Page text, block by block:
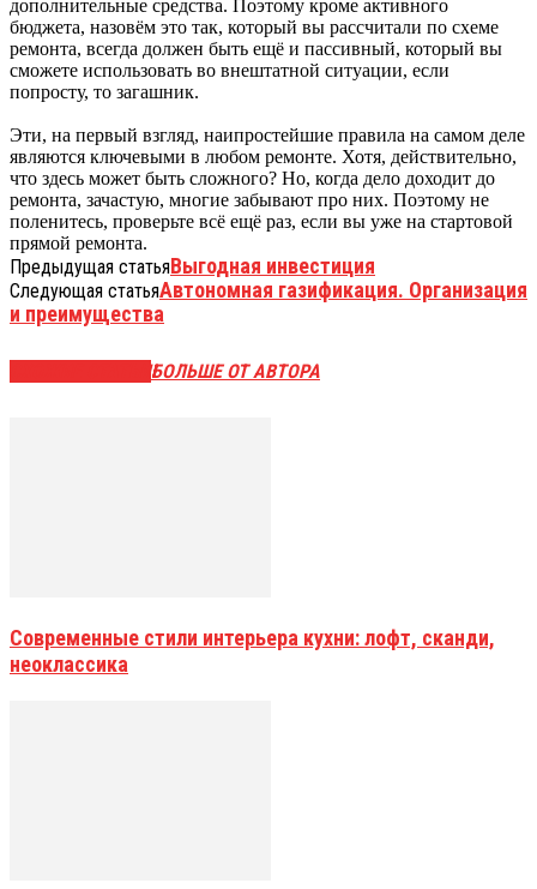
дополнительные средства. Поэтому кроме активного
бюджета, назовём это так, который вы рассчитали по схеме
ремонта, всегда должен быть ещё и пассивный, который вы
сможете использовать во внештатной ситуации, если
попросту, то загашник.
Эти, на первый взгляд, наипростейшие правила на самом деле
являются ключевыми в любом ремонте. Хотя, действительно,
что здесь может быть сложного? Но, когда дело доходит до
ремонта, зачастую, многие забывают про них. Поэтому не
поленитесь, проверьте всё ещё раз, если вы уже на стартовой
прямой ремонта.
Предыдущая статьяВыгодная инвестиция
Следующая статьяАвтономная газификация. Организация
и преимущества
БОЛЬШЕ ОТ АВТОРА
Современные стили интерьера кухни: лофт, сканди,
неоклассика